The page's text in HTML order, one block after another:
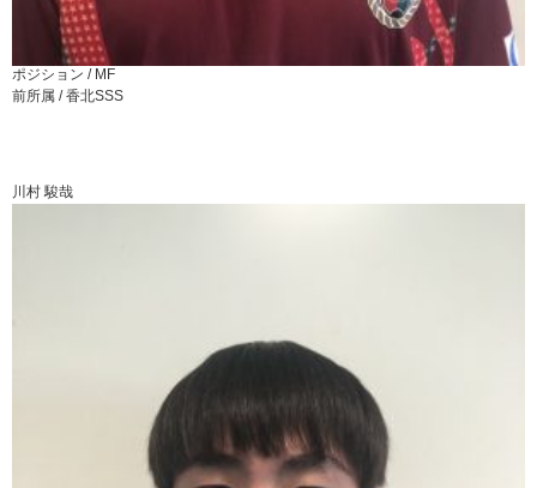
ポジション / MF
前所属 /香北SSS
川村 駿哉